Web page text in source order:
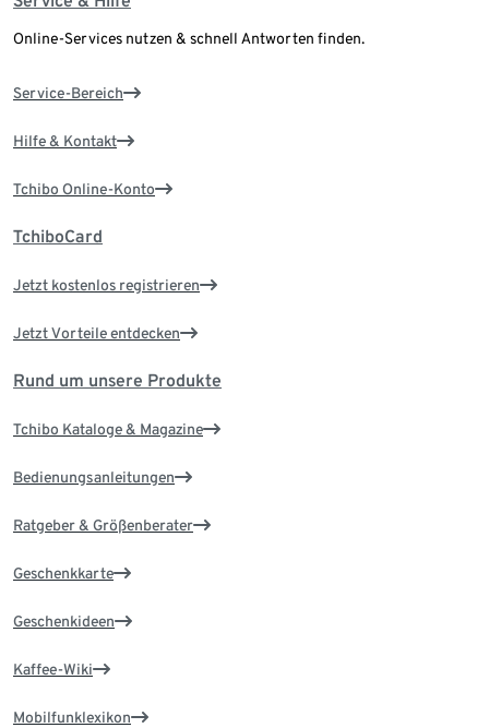
Online-Services nutzen & schnell Antworten finden.
Service-Bereich
Hilfe & Kontakt
Tchibo Online-Konto
TchiboCard
Jetzt kostenlos registrieren
Jetzt Vorteile entdecken
Rund um unsere Produkte
Tchibo Kataloge & Magazine
Bedienungsanleitungen
Ratgeber & Größenberater
Geschenkkarte
Geschenkideen
Kaffee-Wiki
Mobilfunklexikon